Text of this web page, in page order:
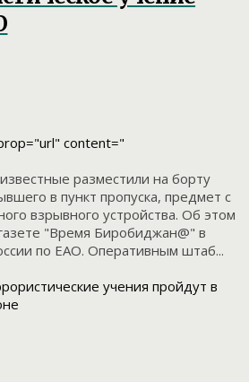
content="
разместили на борту
в пункт пропуска, предмет с
взрывного устройства. Об этом
"Время Биробиджан@" в
по ЕАО. Оперативным штаб...